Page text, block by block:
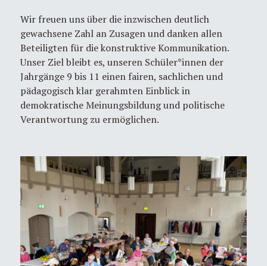
Wir freuen uns über die inzwischen deutlich
gewachsene Zahl an Zusagen und danken allen
Beteiligten für die konstruktive Kommunikation.
Unser Ziel bleibt es, unseren Schüler*innen der
Jahrgänge 9 bis 11 einen fairen, sachlichen und
pädagogisch klar gerahmten Einblick in
demokratische Meinungsbildung und politische
Verantwortung zu ermöglichen.